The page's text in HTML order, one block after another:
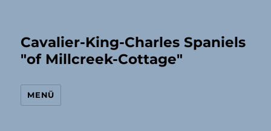
Cavalier-King-Charles Spaniels
"of Millcreek-Cottage"
MENÜ